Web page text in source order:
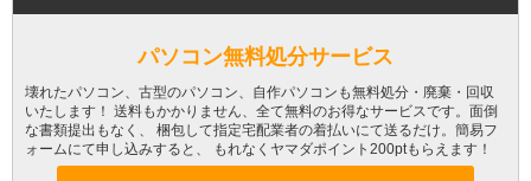
パソコン無料処分サービス
壊れたパソコン、古型のパソコン、自作パソコンも無料処分・廃棄・回収
いたします！ 送料もかかりません、全て無料のお得なサービスです。面倒
な書類提出もなく、 梱包して指定宅配業者の着払いにて送るだけ。簡易フ
ォームにて申し込みすると、 もれなくヤマダポイント200ptもらえます！